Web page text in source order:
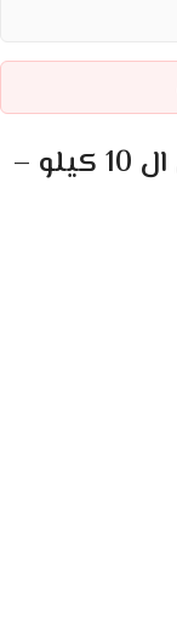
غسالة ملابس امامية تي سي ال 10 كيلو –